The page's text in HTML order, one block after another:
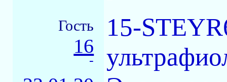
Гость
16
-
15-